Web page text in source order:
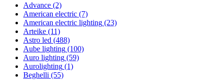
Advance (2)
American electric (7)
American electric lighting (23)
Arteike (11)
Astro led (488)
Aube lighting (100)
Auro lighting (59)
Aurolighting (1)
Beghelli (55)